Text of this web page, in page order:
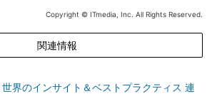
Copyright © ITmedia, Inc. All Rights Reserved.
関連情報
界のインサイト＆ベストプラクティス 連